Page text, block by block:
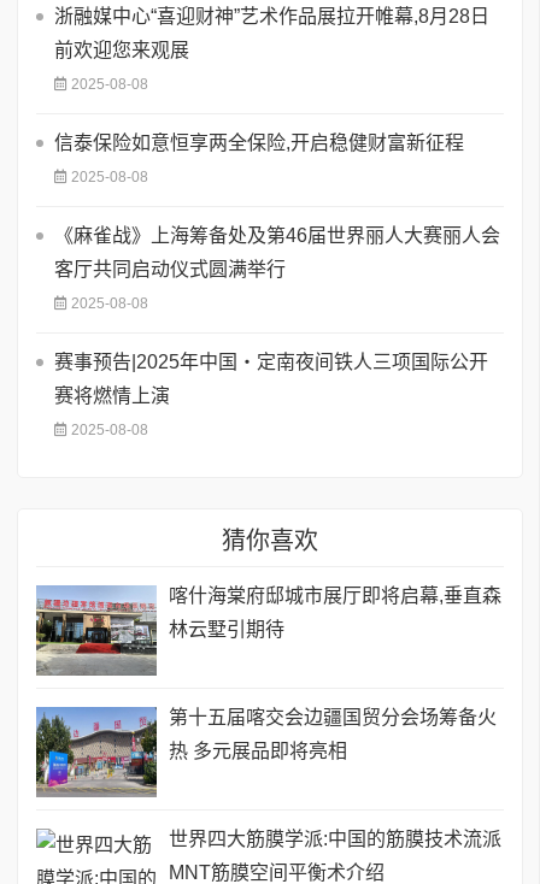
浙融媒中心“喜迎财神”艺术作品展拉开帷幕,8月28日
前欢迎您来观展
2025-08-08
信泰保险如意恒享两全保险,开启稳健财富新征程
2025-08-08
《麻雀战》上海筹备处及第46届世界丽人大赛丽人会
客厅共同启动仪式圆满举行
2025-08-08
赛事预告|2025年中国・定南夜间铁人三项国际公开
赛将燃情上演
2025-08-08
猜你喜欢
喀什海棠府邸城市展厅即将启幕,垂直森
林云墅引期待
第十五届喀交会边疆国贸分会场筹备火
热 多元展品即将亮相
世界四大筋膜学派:中国的筋膜技术流派
MNT筋膜空间平衡术介绍